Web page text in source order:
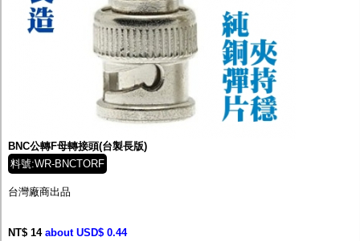
BNC公轉F母轉接頭(台製長版)
料號:WR-BNCTORF
台灣廠商出品
NT$ 14 about USD$ 0.44